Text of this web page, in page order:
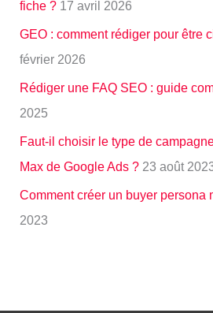
fiche ? 17 avril 2026
GEO : comment rédiger pour être
février 2026
Rédiger une FAQ SEO : guide
2025
Faut-il choisir le type de
Max de Google Ads ? 23 août
Comment créer un buyer persona
2023